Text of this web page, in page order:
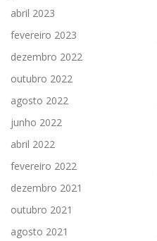
abril 2023
fevereiro 2023
dezembro 2022
outubro 2022
agosto 2022
junho 2022
abril 2022
fevereiro 2022
dezembro 2021
outubro 2021
agosto 2021